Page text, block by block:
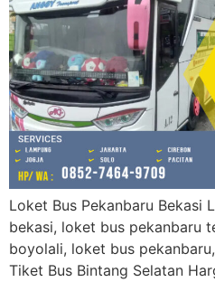
Loket Bus Pekanbaru Bekasi
bekasi, loket bus pekanbaru
boyolali, loket bus
Tiket Bus Bintang Selatan